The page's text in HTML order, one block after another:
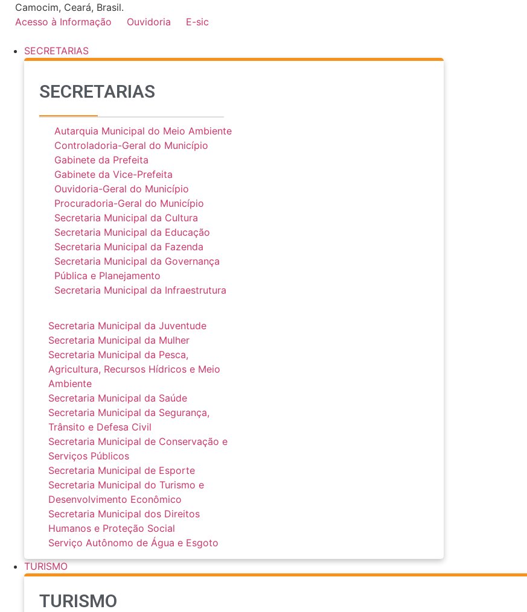
para
conteúdo
Camocim, Ceará, Brasil.
Acesso à Informação
Ouvidoria E-sic
SECRETARIAS
SECRETARIAS
Autarquia Municipal do Meio Ambiente
Controladoria-Geral do Município
Gabinete da Prefeita
Gabinete da Vice-Prefeita
Ouvidoria-Geral do Município
Procuradoria-Geral do Município
Secretaria Municipal da Cultura
Secretaria Municipal da Educação
Secretaria Municipal da Fazenda
Secretaria Municipal da Governança
Pública e Planejamento
Secretaria Municipal da Infraestrutura
Secretaria Municipal da Juventude
Secretaria Municipal da Mulher
Secretaria Municipal da Pesca,
Agricultura, Recursos Hídricos e Meio
Ambiente
Secretaria Municipal da Saúde
Secretaria Municipal da Segurança,
Trânsito e Defesa Civil
Secretaria Municipal de Conservação e
Serviços Públicos
Secretaria Municipal de Esporte
Secretaria Municipal do Turismo e
Desenvolvimento Econômico
Secretaria Municipal dos Direitos
Humanos e Proteção Social
Serviço Autônomo de Água e Esgoto
TURISMO
TURISMO